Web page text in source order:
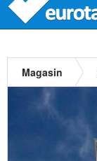
Magasin